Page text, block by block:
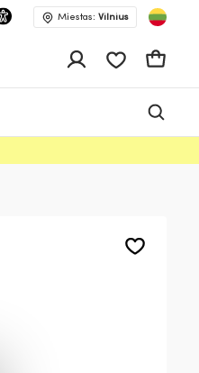
Miestas: Vilnius
Pageidavimų